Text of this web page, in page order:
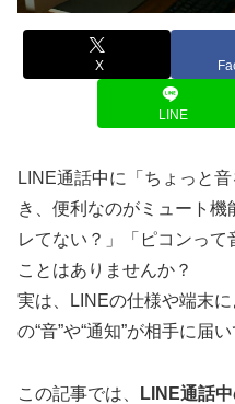
X
LINE
LINE通話中に「ちょっと
き、便利なのがミュート
レてない？」「ピコンっ
ことはありませんか？
実は、LINEの仕様や端末
の“音”や“通知”が相手に届
この記事では、
LINE通話